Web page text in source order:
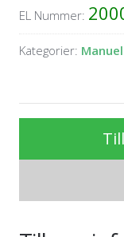
EL Nummer:
Kategorier: